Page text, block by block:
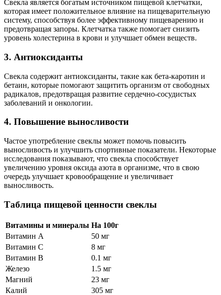
Свекла является богатым источником пищевой клетчатки,
которая имеет положительное влияние на пищеварительную
систему, способствуя более эффективному пищеварению и
предотвращая запоры. Клетчатка также помогает снизить
уровень холестерина в крови и улучшает обмен веществ.
3. Антиоксиданты
Свекла содержит антиоксиданты, такие как бета-каротин и
бетаин, которые помогают защитить организм от свободных
радикалов, предотвращая развитие сердечно-сосудистых
заболеваний и онкологии.
4. Повышение выносливости
Частое употребление свеклы может помочь повысить
выносливость и улучшить спортивные показатели. Некоторые
исследования показывают, что свекла способствует
увеличению уровня оксида азота в организме, что в свою
очередь улучшает кровообращение и увеличивает
выносливость.
Таблица пищевой ценности свеклы
Витамины и минералы На 100г
Витамин A
50 мг
Витамин C
8 мг
Витамин B
0.1 мг
Железо
1.5 мг
Магний
23 мг
Калий
305 мг